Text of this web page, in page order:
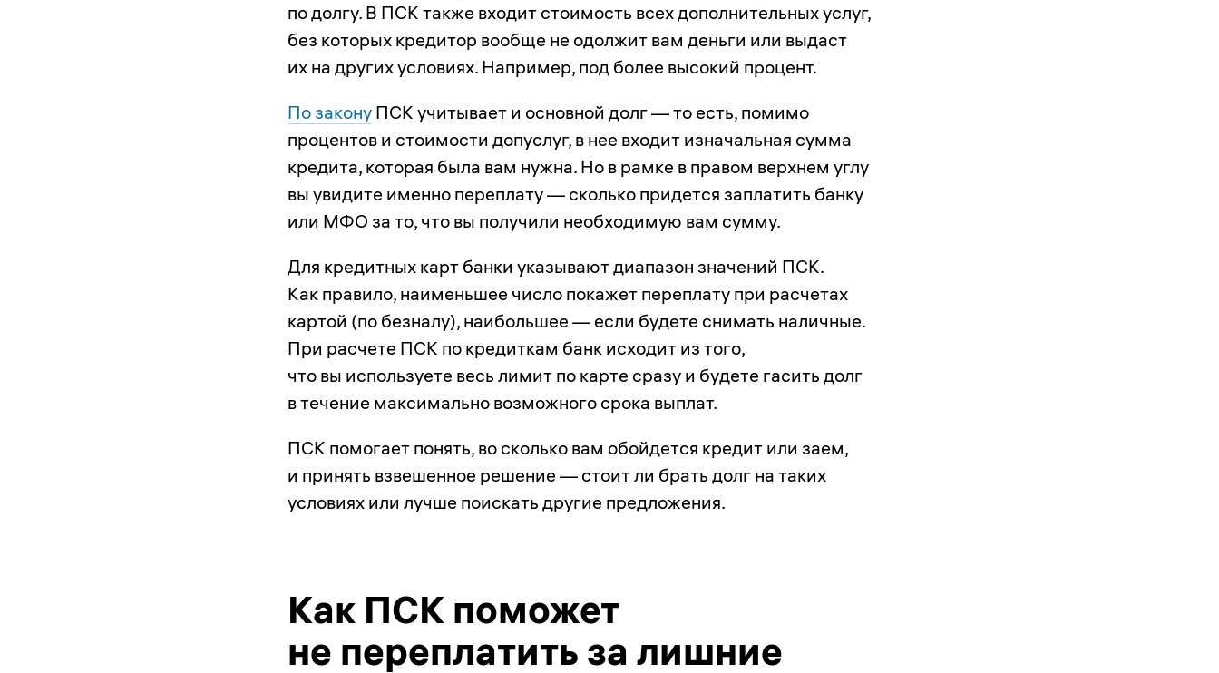
по долгу. В ПСК также входит стоимость всех дополнительных услуг,
без которых кредитор вообще не одолжит вам деньги или выдаст
их на других условиях. Например, под более высокий процент.
По закону ПСК учитывает и основной долг — то есть, помимо
процентов и стоимости допуслуг, в нее входит изначальная сумма
кредита, которая была вам нужна. Но в рамке в правом верхнем углу
вы увидите именно переплату — сколько придется заплатить банку
или МФО за то, что вы получили необходимую вам сумму.
Для кредитных карт банки указывают диапазон значений ПСК.
Как правило, наименьшее число покажет переплату при расчетах
картой (по безналу), наибольшее — если будете снимать наличные.
При расчете ПСК по кредиткам банк исходит из того,
что вы используете весь лимит по карте сразу и будете гасить долг
в течение максимально возможного срока выплат.
ПСК помогает понять, во сколько вам обойдется кредит или заем,
и принять взвешенное решение — стоит ли брать долг на таких
условиях или лучше поискать другие предложения.
Как ПСК поможет
не переплатить за лишние